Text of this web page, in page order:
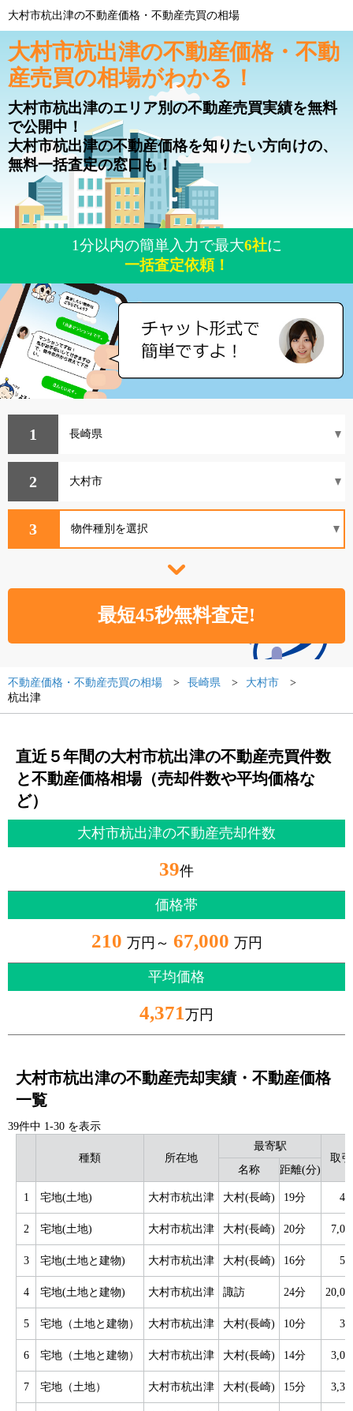
大村市杭出津の不動産価格・不動産売買の相場
大村市杭出津の不動産価格・不動
産売買の相場がわかる！
大村市杭出津のエリア別の不動産売買実績を無料
で公開中！
大村市杭出津の不動産価格を知りたい方向けの、
無料一括査定の窓口も！
1分以内の簡単入力で最大6社に
一括査定依頼！
1
2
3
不動産価格・不動産売買の相場 長崎県
大村市
杭出津
直近５年間の大村市杭出津の不動産売買件数
と不動産価格相場（売却件数や平均価格な
ど）
大村市杭出津の不動産売却件数
39件
価格帯
210 万円～ 67,000 万円
平均価格
4,371万円
大村市杭出津の不動産売却実績・不動産価格
一覧
39件中 1-30 を表示
種類 所在地
最寄駅
取
名称
距離(分)
1 宅地(土地) 大村市杭出津 大村(長崎) 19分
2 宅地(土地) 大村市杭出津 大村(長崎) 20分
3 宅地(土地と建物) 大村市杭出津 大村(長崎) 16分
4 宅地(土地と建物) 大村市杭出津 諏訪 24分
5 宅地（土地と建物） 大村市杭出津 大村(長崎) 10分
6 宅地（土地と建物） 大村市杭出津 大村(長崎) 14分
7 宅地（土地） 大村市杭出津 大村(長崎) 15分